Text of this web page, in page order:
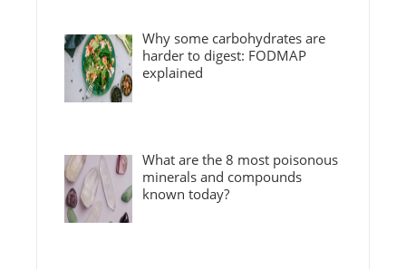
Why some carbohydrates are
harder to digest: FODMAP
explained
What are the 8 most poisonous
minerals and compounds
known today?